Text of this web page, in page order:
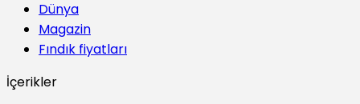
Dünya
Magazin
Fındık fiyatları
İçerikler